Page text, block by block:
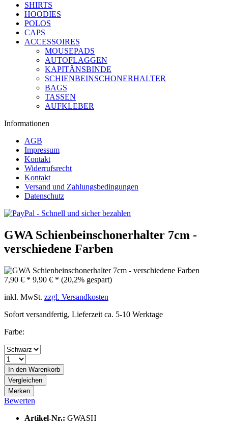
SHIRTS
HOODIES
POLOS
CAPS
ACCESSOIRES
MOUSEPADS
AUTOFLAGGEN
KAPITÄNSBINDE
SCHIENBEINSCHONERHALTER
BAGS
TASSEN
AUFKLEBER
Informationen
AGB
Impressum
Kontakt
Widerrufsrecht
Kontakt
Versand und Zahlungsbedingungen
Datenschutz
GWA Schienbeinschonerhalter 7cm -
verschiedene Farben
7,90 € * 9,90 € * (20,2% gespart)
inkl. MwSt. zzgl. Versandkosten
Sofort versandfertig, Lieferzeit ca. 5-10 Werktage
Farbe:
In den Warenkorb
Vergleichen
Merken
Bewerten
Artikel-Nr.: GWASH